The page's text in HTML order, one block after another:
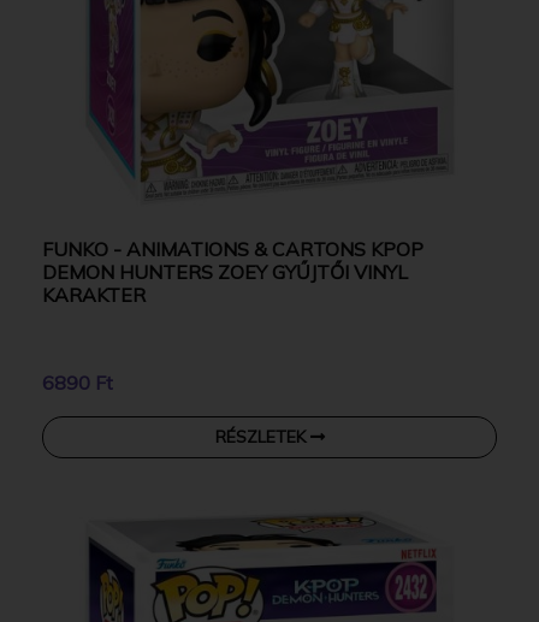
FUNKO - ANIMATIONS & CARTONS KPOP
DEMON HUNTERS ZOEY GYŰJTŐI VINYL
KARAKTER
6890 Ft
RÉSZLETEK